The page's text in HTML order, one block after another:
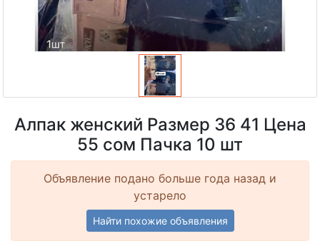
Алпак женский Размер 36 41 Цена
55 сом Пачка 10 шт
Объявление подано больше года назад и
устарело
Найти похожие объявления